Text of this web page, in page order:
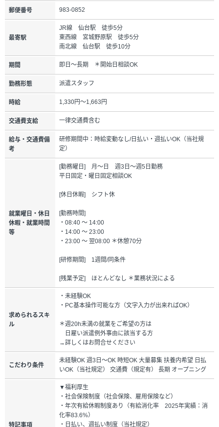
郵便番号 983-0852
最寄駅
JR線 仙台駅 徒歩5分
東西線 宮城野原駅 徒歩5分
南北線 仙台駅 徒歩10分
期間 即日～長期 ＊開始日相談OK
勤務形態 派遣スタッフ
時給 1,330円～1,663円
交通費支給 一律交通費含む
給与・交通費備
考
研修期間中：時給変動なし/日払い・週払いOK（当社規
定）
就業曜日・休日
休暇・就業時間
等
[勤務曜日] 月～日 週3日～週5日勤務
平日固定・曜日固定相談OK
[休日休暇] シフト休
[勤務時間]
・08:40 ～ 14:00
・14:00 ～ 23:00
・23:00 ～ 翌08:00 ＊休憩70分
[研修期間] 1週間/同条件
[残業予定] ほとんどなし ＊業務状況による
求められるスキ
ル
・未経験OK
・PC基本操作可能な方（文字入力が出来ればOK）
＊週20h未満の就業をご希望の方は
日雇い派遣例外事由に該当する方
→詳しくはお問合せください
こだわり条件
未経験OK 週3日～OK 時短OK 大量募集 扶養内希望 日払
いOK（当社規定） 交通費（規定有） 長期 オープニング
特記事項
▼福利厚生
・社会保険制度（社会保険、雇用保険など）
・年次有給休暇制度あり（有給消化率 2025年実績：消
化率83.6%）
・日払い、週払い制度（当社規定）